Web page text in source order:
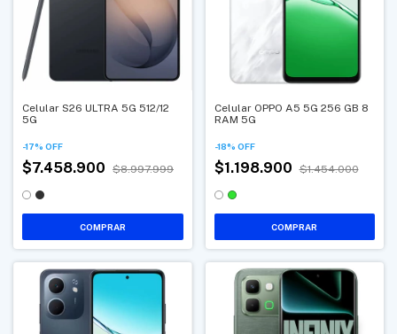
Celular S26 ULTRA 5G 512/12
5G
-17% OFF
$7.458.900 $8.997.999
COMPRAR
Celular OPPO A5 5G 256 GB 8
RAM 5G
-18% OFF
$1.198.900 $1.454.000
COMPRAR